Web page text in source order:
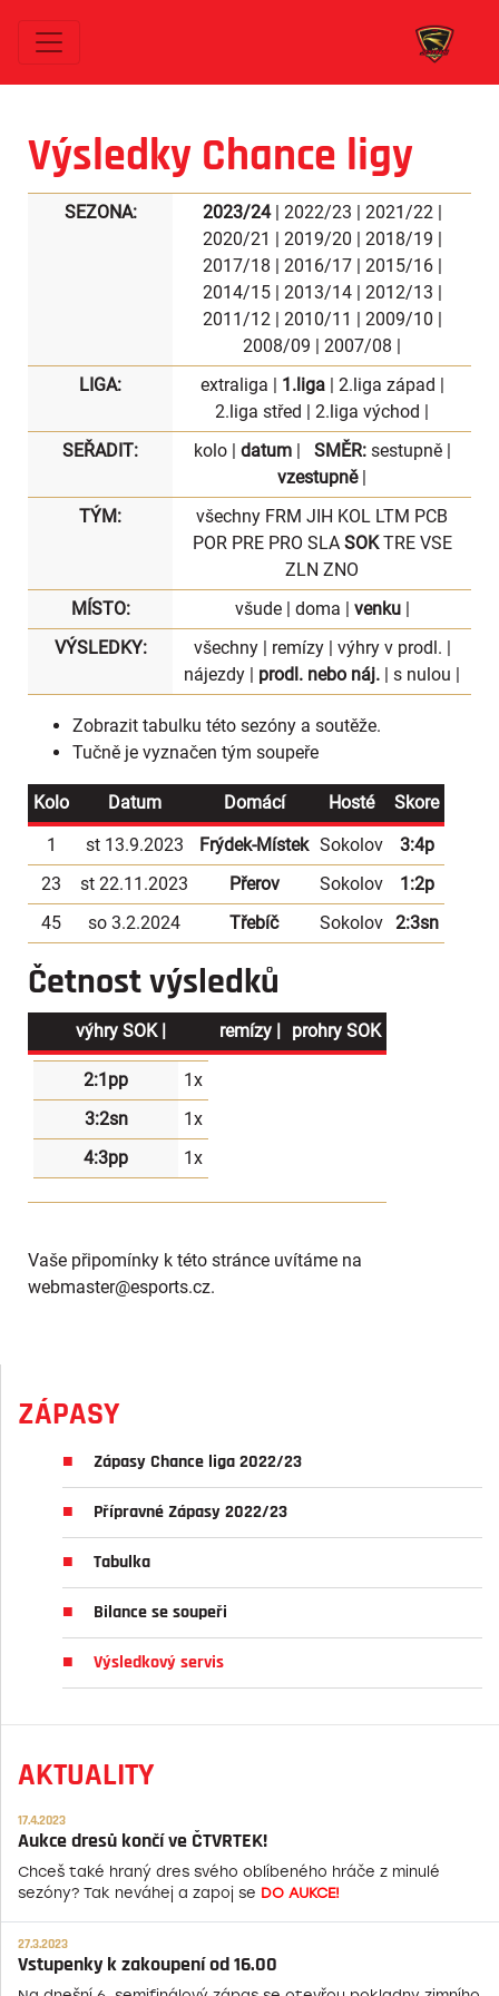
Výsledky Chance ligy
SEZONA: 2023/24| 2022/23 | 2021/22|
2020/21 | 2019/20 | 2018/19 |
2017/18 | 2016/17| 2015/16|
2014/15| 2013/14| 2012/13 |
2011/12| 2010/11 | 2009/10 |
2008/09 | 2007/08 |
LIGA:
extraliga | 1.liga| 2.liga západ |
2.liga střed | 2.liga východ |
SEŘADIT:
kolo| datum| SMĚR: sestupně|
vzestupně|
TÝM:
všechny FRM JIH KOL LTM PCB
POR PRE PRO SLA SOK TRE VSE
ZLN ZNO
MÍSTO:
všude| doma | venku|
VÝSLEDKY:
všechny| remízy| výhry v prodl. |
nájezdy | prodl. nebo náj. | s nulou |
Zobrazit tabulku této sezóny a soutěže.
Tučně je vyznačen tým soupeře
Kolo Datum Domácí Hosté
Skore
1
st 13.9.2023 Frýdek-Místek Sokolov
3:4p
23
st 22.11.2023 Přerov Sokolov
1:2p
45
so 3.2.2024 Třebíč Sokolov 2:3sn
Četnost výsledků
výhry SOK | remízy | prohry SOK
2:1pp
1x
3:2sn
1x
4:3pp
1x
Vaše připomínky k této stránce uvítáme na
webmaster@esports.cz.
ZÁPASY
Zápasy Chance liga 2022/23
Přípravné Zápasy 2022/23
Tabulka
Bilance se soupeři
Výsledkový servis
AKTUALITY
17.4.2023
Aukce dresů končí ve ČTVRTEK!
Chceš také hraný dres svého oblíbeného hráče z minulé
sezóny? Tak neváhej a zapoj se DO AUKCE!
27.3.2023
Vstupenky k zakoupení od 16.00